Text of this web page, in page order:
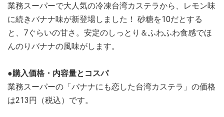
業務スーパーで大人気の冷凍台湾カステラから、レモン味
に続きバナナ味が新登場しました！ 砂糖を10だとする
と、7ぐらいの甘さ。安定のしっとり＆ふわふわ食感でほ
んのりバナナの風味がします。
●購入価格・内容量とコスパ
業務スーパーの「バナナにも恋した台湾カステラ」の価格
は213円（税込）です。